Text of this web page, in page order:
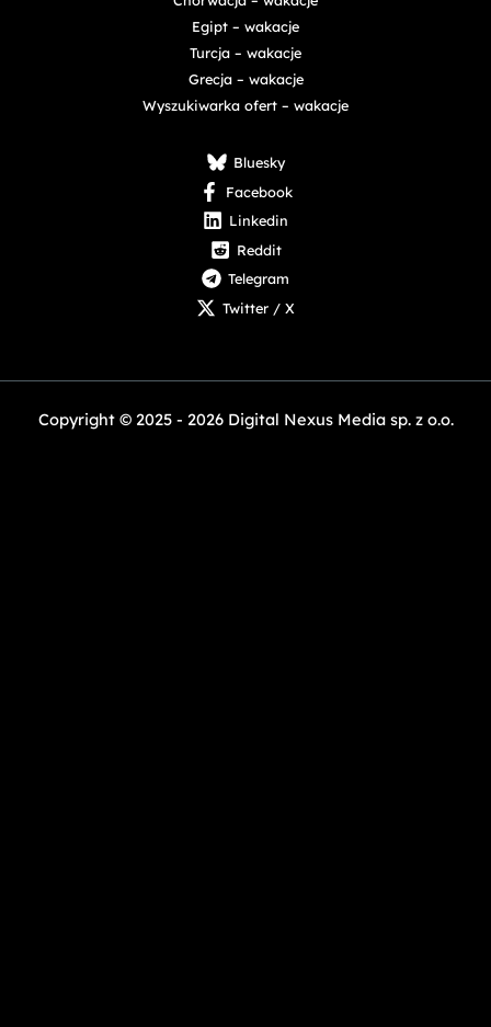
Egipt – wakacje
Turcja – wakacje
Grecja – wakacje
Wyszukiwarka ofert – wakacje
Bluesky
Facebook
Linkedin
Reddit
Telegram
Twitter / X
Copyright © 2025 - 2026 Digital Nexus Media sp. z o.o.